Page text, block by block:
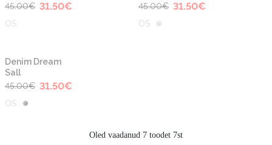
45.00€ 31.50€
OS
45.00€ 31.50€
OS
-30%
Denim Dream
Sall
45.00€ 31.50€
OS
Oled vaadanud 7 toodet 7st